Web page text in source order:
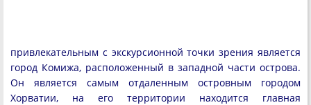
привлекательным с экскурсионной точки зрения является
город Комижа, расположенный в западной части острова.
Он является самым отдаленным островным городом
Хорватии, на его территории находится главная